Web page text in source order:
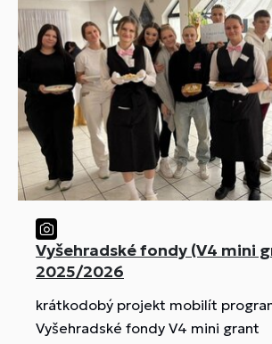
Vyšehradské fondy (V4 mini
2025/2026
krátkodobý projekt mobilít
Vyšehradské fondy V4 mini grant